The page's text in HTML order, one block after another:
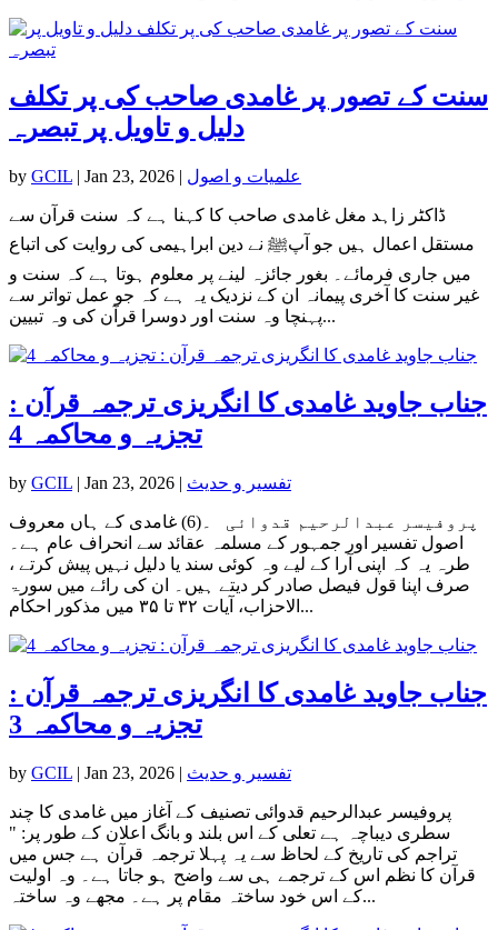
سنت کے تصور پر غامدی صاحب کی پر تکلف
دلیل و تاویل پر تبصرہ
by GCIL | Jan 23, 2026 | علمیات و اصول
ڈاکٹر زاہد مغل غامدی صاحب کا کہنا ہے کہ سنت قرآن سے
مستقل اعمال ہیں جو آپﷺ نے دین ابراہیمی کی روایت کی اتباع
میں جاری فرمائے۔ بغور جائزہ لینے پر معلوم ہوتا ہے کہ سنت و
غیر سنت کا آخری پیمانہ ان کے نزدیک یہ ہے کہ جو عمل تواتر سے
پہنچا وہ سنت اور دوسرا قرآن کی وہ تبیین...
جناب جاوید غامدی کا انگریزی ترجمہ قرآن :
تجزیہ و محاکمہ 4
by GCIL | Jan 23, 2026 | تفسیر و حدیث
پروفیسر عبدالرحیم قدوائی ۔(6) غامدی کے ہاں معروف
اصول تفسیر اور جمہور کے مسلمہ عقائد سے انحراف عام ہے۔
طرہ یہ کہ اپنی آرا کے لیے وہ کوئی سند یا دلیل نہیں پیش کرتے ،
صرف اپنا قول فیصل صادر کر دیتے ہیں۔ ان کی رائے میں سورۃ
الاحزاب، آیات ۳۲ تا ۳۵ میں مذکور احکام...
جناب جاوید غامدی کا انگریزی ترجمہ قرآن :
تجزیہ و محاکمہ 3
by GCIL | Jan 23, 2026 | تفسیر و حدیث
پروفیسر عبدالرحیم قدوائی تصنیف کے آغاز میں غامدی کا چند
سطری دیباچہ ہے تعلی کے اس بلند و بانگ اعلان کے طور پر: "
تراجم کی تاریخ کے لحاظ سے یہ پہلا ترجمہ قرآن ہے جس میں
قرآن کا نظم اس کے ترجمے ہی سے واضح ہو جاتا ہے۔ وہ اولیت
کے اس خود ساختہ مقام پر ہے۔ مجھے وہ ساختہ...